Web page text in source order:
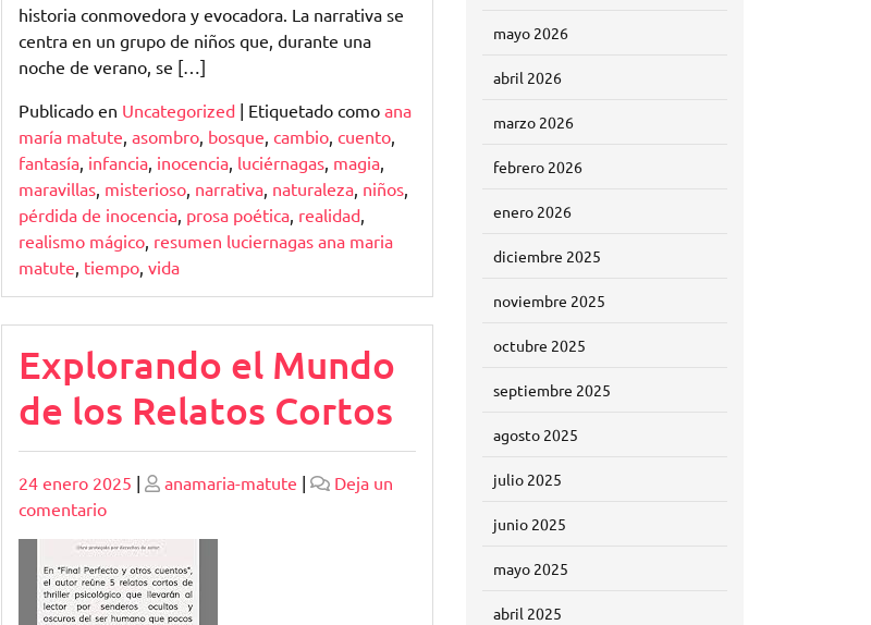
historia conmovedora y evocadora. La narrativa se
centra en un grupo de niños que, durante una
noche de verano, se […]
Publicado en Uncategorized| Etiquetado como ana
maría matute asombro, bosque cambio, cuento,
fantasía, infancia, inocencia, luciérnagas, magia,
maravillas, misterioso, narrativa, naturaleza, niños,
pérdida de inocencia, prosa poética, realidad,
realismo mágico, resumen luciernagas ana maria
matute tiempo, vida
Explorando el Mundo
de los Relatos Cortos
Publicado
24 enero 2025 | Publicado
anamaria-matute |
Deja un
comentarioen
el
Mundo
de
mayo 2026
abril 2026
marzo 2026
febrero 2026
enero 2026
diciembre 2025
noviembre 2025
octubre 2025
septiembre 2025
agosto 2025
julio 2025
junio 2025
mayo 2025
abril 2025